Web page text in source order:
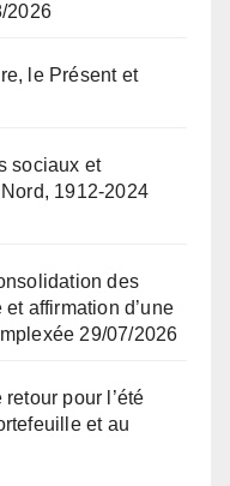
2026
le Présent et
sociaux et
1912-2024
des
affirmation d’une
29/07/2026
pour l’été
et au